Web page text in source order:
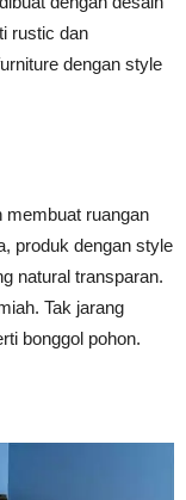
rustic dan
dengan style
membuat ruangan
produk dengan style
natural transparan.
Tak jarang
bonggol pohon.